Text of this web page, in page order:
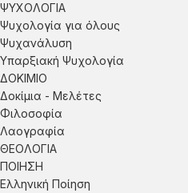
ΨΥΧΟΛΟΓΙΑ
Ψυχολογία για όλους
Ψυχανάλυση
Υπαρξιακή Ψυχολογία
ΔΟΚΙΜΙΟ
Δοκίμια - Μελέτες
Φιλοσοφία
Λαογραφία
ΘΕΟΛΟΓΙΑ
ΠΟΙΗΣΗ
Ελληνική Ποίηση